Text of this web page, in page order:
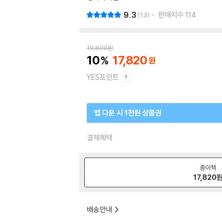
9.3 13 판매지수 114
19,800원
10 17,820
YES포인트
앱 다운 시 1천원 상품권
결제혜택
종이책
17,820원
배송안내